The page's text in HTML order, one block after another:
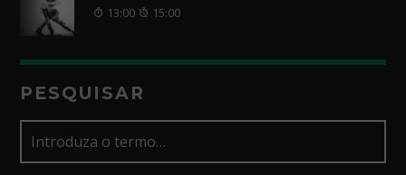
13:00 15:00
PESQUISAR